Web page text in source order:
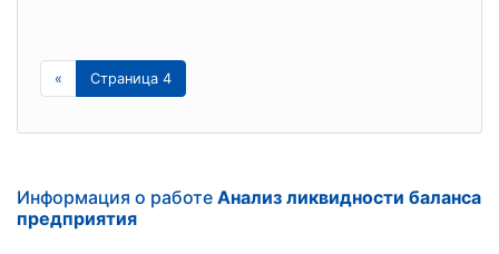
« Страница 4
Информация о работе Анализ ликвидности баланса
предприятия